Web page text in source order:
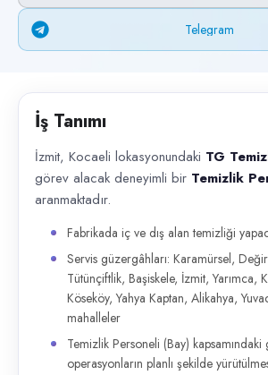
Telegram
İş Tanımı
İzmit, Kocaeli lokasyonundaki TG
görev alacak deneyimli bir Temizlik
aranmaktadır.
Fabrikada iç ve dış alan temizliği
Servis güzergâhları: Karamürsel,
Tütünçiftlik, Başiskele, İzmit, Yarımca,
Köseköy, Yahya Kaptan, Alikahya,
mahalleler
Temizlik Personeli (Bay) kapsamındaki
operasyonların planlı şekilde